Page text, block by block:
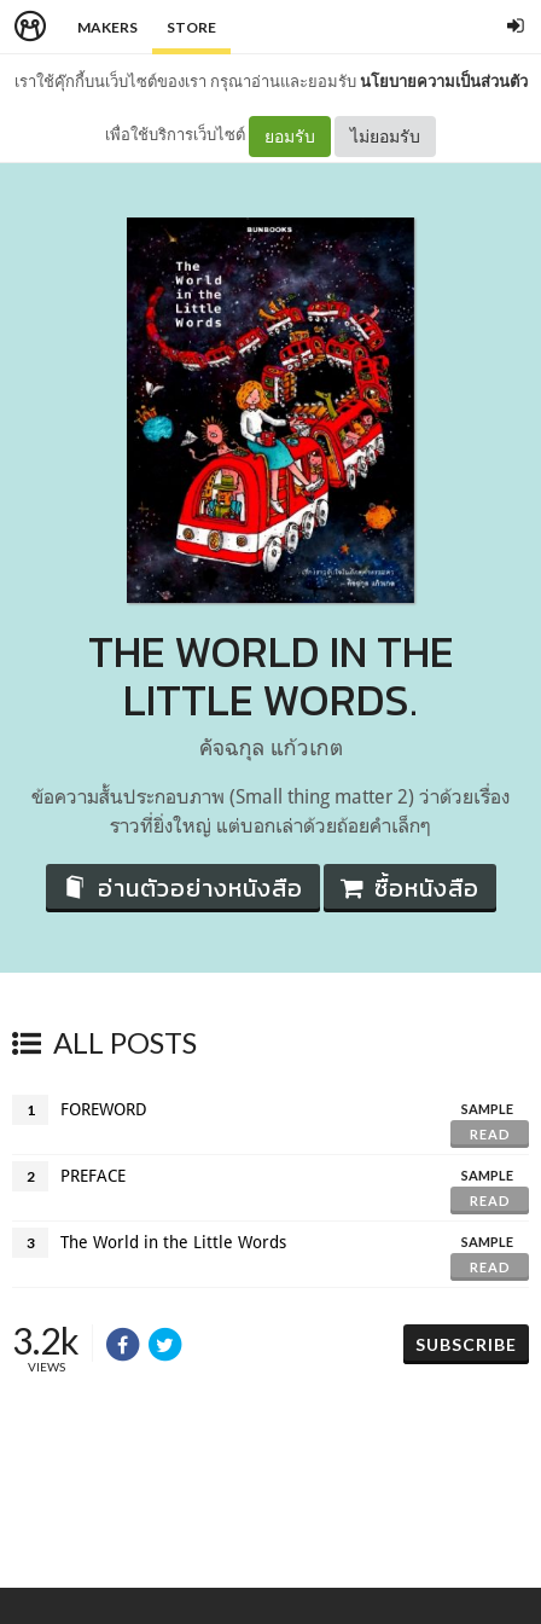
MAKERS STORE
เราใช้คุ๊กกี้บนเว็บไซต์ของเรา กรุณาอ่านและยอมรับนโยบายความเป็นส่วนตัว
เพื่อใช้บริการเว็บไซต์ ยอมรับ ไม่ยอมรับ
THE WORLD IN THE
LITTLE WORDS.
คัจฉกุล แก้วเกต
ข้อความสั้นประกอบภาพ (Small thing matter 2) ว่าด้วยเรื่อง
ราวที่ยิ่งใหญ่ แต่บอกเล่าด้วยถ้อยคำเล็กๆ
อ่านตัวอย่างหนังสือ ซื้อหนังสือ
ALL POSTS
1 FOREWORD
SAMPLE
READ
2 PREFACE
SAMPLE
READ
3 The World in the Little Words
SAMPLE
READ
3.2k
VIEWS
SUBSCRIBE